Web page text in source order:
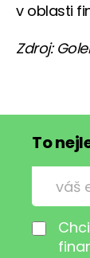
v oblasti
Zdroj:
To